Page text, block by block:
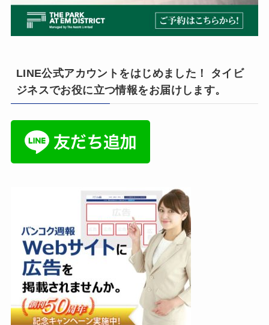
LINE公式アカウントをはじめました！ タイビ
ジネスでお役に立つ情報をお届けします。